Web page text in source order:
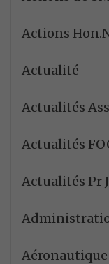
Actions
Actualité
Actualités
Actualités
Actualités Pr
Aéronautique